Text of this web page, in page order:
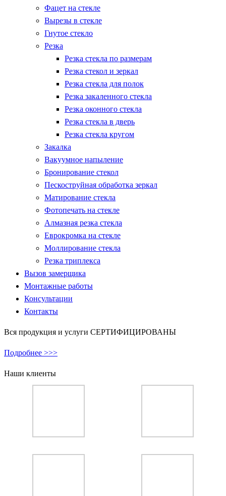
Фацет на стекле
Вырезы в стекле
Гнутое стекло
Резка
Резка стекла по размерам
Резка стекол и зеркал
Резка стекла для полок
Резка закаленного стекла
Резка оконного стекла
Резка стекла в дверь
Резка стекла кругом
Закалка
Вакуумное напыление
Бронирование стекол
Пескоструйная обработка зеркал
Матирование стекла
Фотопечать на стекле
Алмазная резка стекла
Еврокромка на стекле
Моллирование стекла
Резка триплекса
Вызов замерщика
Монтажные работы
Консультации
Контакты
Вся продукция и услуги СЕРТИФИЦИРОВАНЫ
Подробнее >>>
Наши клиенты